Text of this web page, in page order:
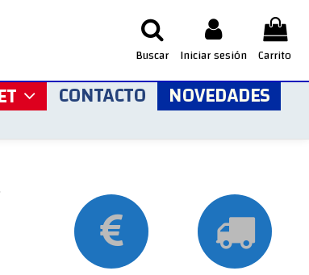
Buscar Iniciar sesión Carrito
CONTACTO NOVEDADES